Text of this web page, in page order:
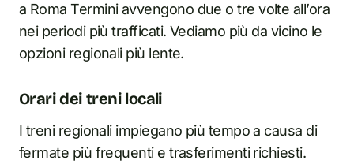
a Roma Termini avvengono due o tre volte all’ora
nei periodi più trafficati. Vediamo più da vicino le
opzioni regionali più lente.
Orari dei treni locali
I treni regionali impiegano più tempo a causa di
fermate più frequenti e trasferimenti richiesti.